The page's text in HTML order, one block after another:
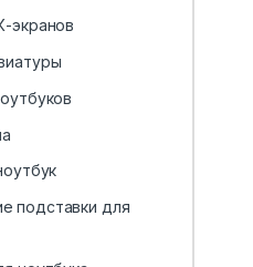
экранов
подставки для